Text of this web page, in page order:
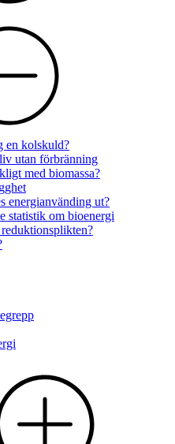
en kolskuld?
utan förbränning
med biomassa?
energianvänding ut?
statistik om bioenergi